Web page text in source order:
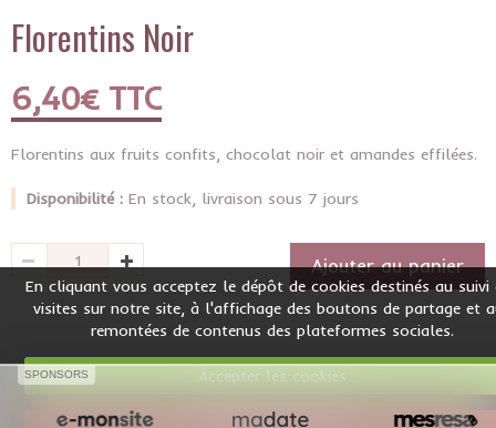
Florentins Noir
6,40€ TTC
Florentins aux fruits confits, chocolat noir et amandes effilées.
Disponibilité : En stock, livraison sous 7 jours
Ajouter au panier
Conditions générales de vente
Créer un site internet avec e-monsite
SPONSORS
En cliquant vous acceptez le dépôt de cookies destinés au suivi
visites sur notre site, à l'affichage des boutons de partage et
remontées de contenus des plateformes sociales.
Accepter les cookies